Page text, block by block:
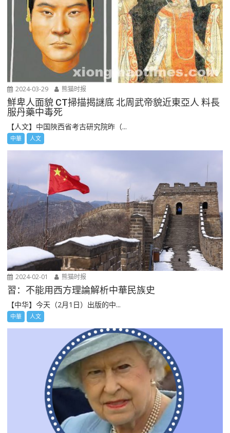
2024-03-29 熊猫时报
鮮卑人面貌 CT掃描揭謎底 北周武帝貌近東亞人 料長
服丹藥中毒死
【人文】中国陜西省考古研究院昨（...
中華 人文
2024-02-01 熊猫时报
習：不能用西方理論解析中華民族史
【中华】今天（2月1日）出版的中...
中華 人文